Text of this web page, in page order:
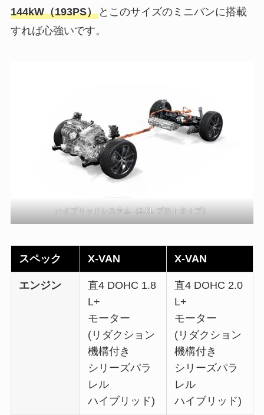
144kW（193PS）とこのサイズのミニバンに搭載
すれば心強いです。
ハイブリッドシステム（2.0L プロトタイプ）
スペック X-VAN X-VAN
エンジン
直4 DOHC 1.8
L+
モーター
(リダクション
機構付き
シリーズパラ
レル
ハイブリッド)
直4 DOHC 2.0
L+
モーター
(リダクション
機構付き
シリーズパラ
レル
ハイブリッド)